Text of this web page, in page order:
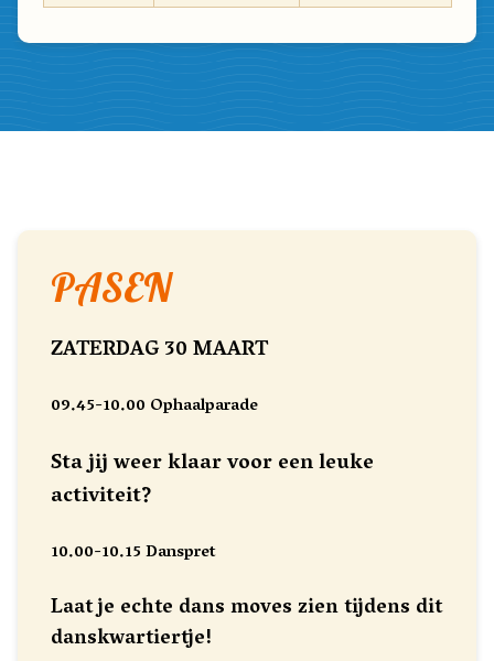
PASEN
ZATERDAG 30 MAART
09.45-10.00 Ophaalparade
Sta jij weer klaar voor een leuke
activiteit?
10.00-10.15 Danspret
Laat je echte dans moves zien tijdens dit
danskwartiertje!